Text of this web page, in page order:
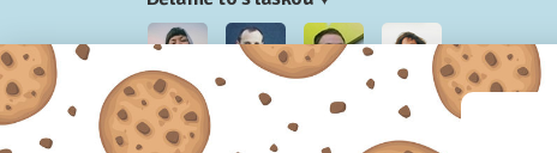
Nela Josef Honza